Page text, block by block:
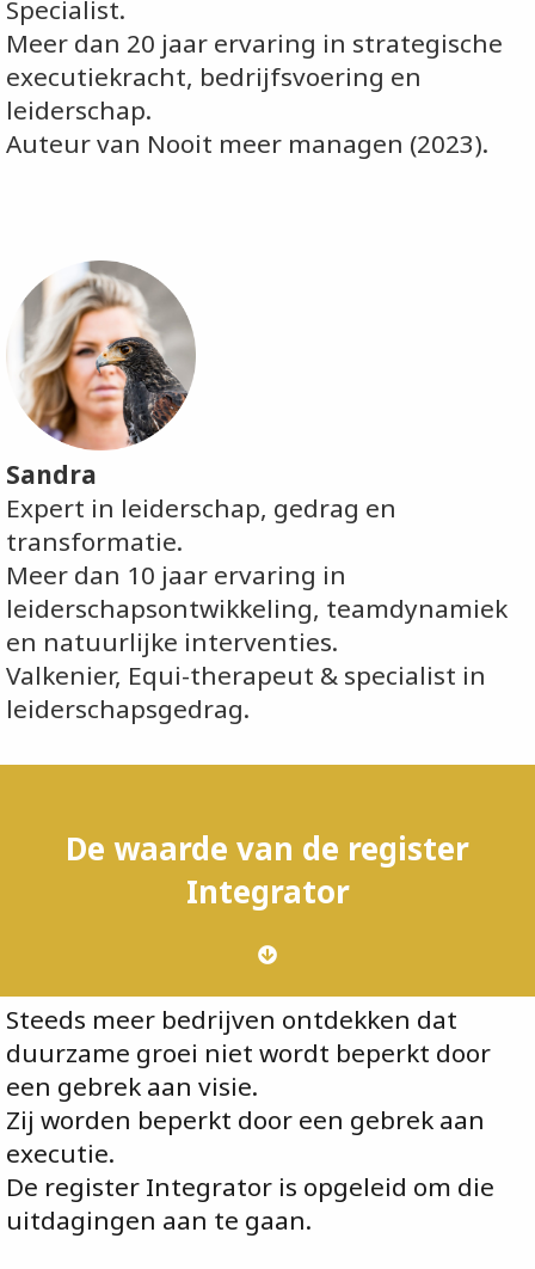
Specialist.
Meer dan 20 jaar ervaring in strategische
executiekracht, bedrijfsvoering en
leiderschap.
Auteur van Nooit meer managen (2023).
Sandra
Expert in leiderschap, gedrag en
transformatie.
Meer dan 10 jaar ervaring in
leiderschapsontwikkeling, teamdynamiek
en natuurlijke interventies.
Valkenier, Equi-therapeut & specialist in
leiderschapsgedrag.
De waarde van de register
Integrator
Steeds meer bedrijven ontdekken dat
duurzame groei niet wordt beperkt door
een gebrek aan visie.
Zij worden beperkt door een gebrek aan
executie.
De register Integrator is opgeleid om die
uitdagingen aan te gaan.